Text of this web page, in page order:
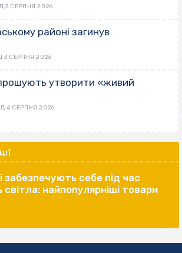
3 СЕРПНЯ 2026
районі загинув
3 СЕРПНЯ 2026
утворити «живий
4 СЕРПНЯ 2026
забезпечують себе під час
найпопулярніші товари